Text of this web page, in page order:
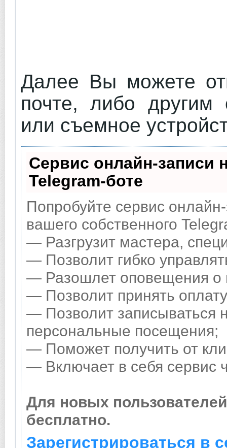
Далее Вы можете
почте, либо другим
или съемное
Сервис онлайн-записи
Telegram-боте
Попробуйте сервис
вашего собственного
— Разгрузит мастера,
— Позволит гибко
— Разошлет оповещения о
— Позволит принять
— Позволит записываться
персональные посещения;
— Поможет получить от
— Включает в себя сервис
Для новых
бесплатно.
Зарегистрироваться в